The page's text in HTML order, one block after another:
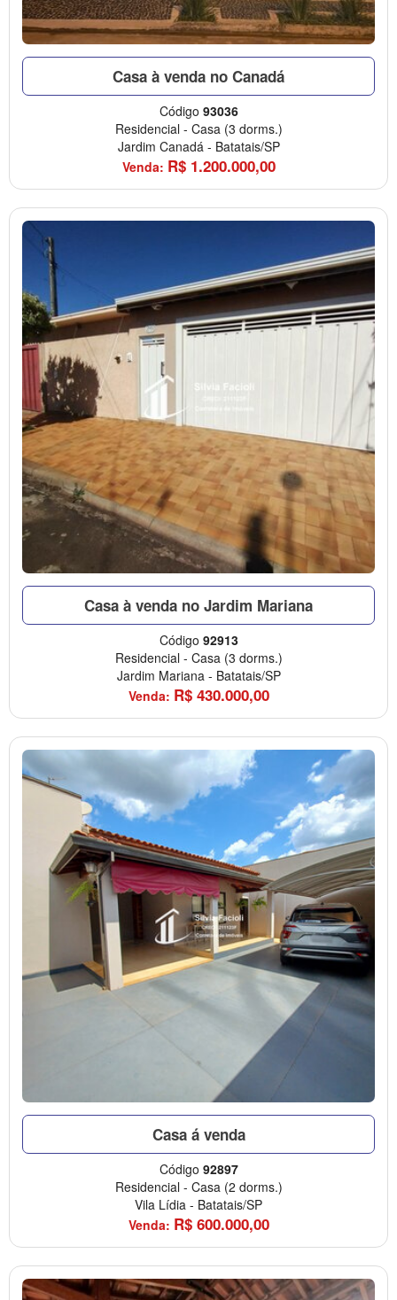
Casa à venda no Canadá
Código 93036
Residencial - Casa (3 dorms.)
Jardim Canadá - Batatais/SP
Venda: R$ 1.200.000,00
Casa à venda no Jardim Mariana
Código 92913
Residencial - Casa (3 dorms.)
Jardim Mariana - Batatais/SP
Venda: R$ 430.000,00
Casa á venda
Código 92897
Residencial - Casa (2 dorms.)
Vila Lídia - Batatais/SP
Venda: R$ 600.000,00